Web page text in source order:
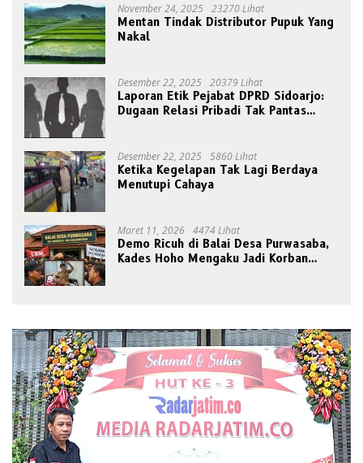
November 24, 2025 23270 Lihat
Mentan Tindak Distributor Pupuk Yang
Nakal
Desember 22, 2025 20379 Lihat
Laporan Etik Pejabat DPRD Sidoarjo:
Dugaan Relasi Pribadi Tak Pantas
Desember 22, 2025 5860 Lihat
Ketika Kegelapan Tak Lagi Berdaya
Menutupi Cahaya
Maret 11, 2026 4474 Lihat
Demo Ricuh di Balai Desa Purwasaba,
Kades Hoho Mengaku Jadi Korban